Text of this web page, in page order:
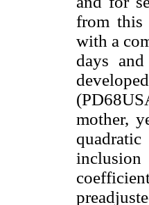
from this
with a
days
mother,